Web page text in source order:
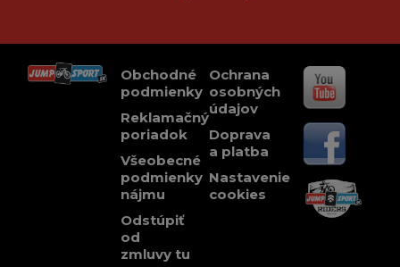
Obchodné
podmienky
Reklamačný
poriadok
Všeobecné
podmienky
nájmu
Odstúpiť
od
zmluvy tu
Ochrana
osobných
údajov
Doprava
a platba
Nastavenie
cookies